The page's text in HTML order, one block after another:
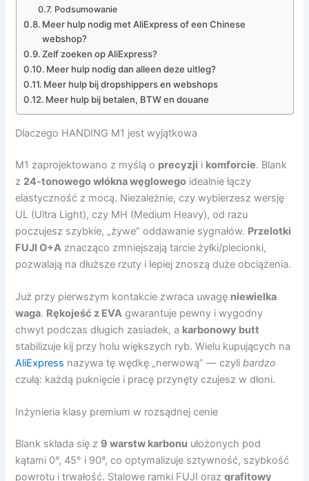
Podsumowanie
Meer hulp nodig met AliExpress of een Chinese
webshop?
Zelf zoeken op AliExpress?
Meer hulp nodig dan alleen deze uitleg?
Meer hulp bij dropshippers en webshops
Meer hulp bij betalen, BTW en douane
Dlaczego HANDING M1 jest wyjątkowa
M1 zaprojektowano z myślą o precyzji i komforcie. Blank
z 24-tonowego włókna węglowego idealnie łączy
elastyczność z mocą. Niezależnie, czy wybierzesz wersję
UL (Ultra Light), czy MH (Medium Heavy), od razu
poczujesz szybkie, „żywe” oddawanie sygnałów. Przelotki
FUJI O+A znacząco zmniejszają tarcie żyłki/plecionki,
pozwalają na dłuższe rzuty i lepiej znoszą duże obciążenia.
Już przy pierwszym kontakcie zwraca uwagę niewielka
waga. Rękojeść z EVA gwarantuje pewny i wygodny
chwyt podczas długich zasiadek, a karbonowy butt
stabilizuje kij przy holu większych ryb. Wielu kupujących na
AliExpress nazywa tę wędkę „nerwową” — czylibardzo
czułą: każdą puknięcie i pracę przynęty czujesz w dłoni.
Inżynieria klasy premium w rozsądnej cenie
Blank składa się z 9 warstw karbonu ułożonych pod
kątami 0°, 45° i 90°, co optymalizuje sztywność, szybkość
powrotu i trwałość. Stalowe ramki FUJI orazgrafitowy